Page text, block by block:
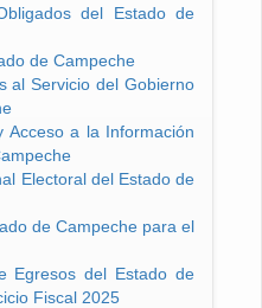
del Estado de
de Campeche
al Servicio del Gobierno
Acceso a la Información
Electoral del Estado de
de Campeche para el
Egresos del Estado de
Fiscal 2025